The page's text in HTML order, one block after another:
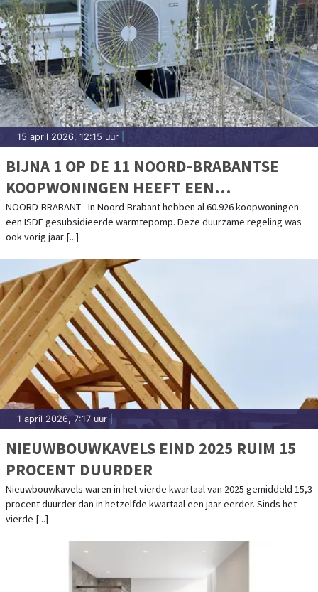
15 april 2026, 12:15 uur
BIJNA 1 OP DE 11 NOORD-BRABANTSE
KOOPWONINGEN HEEFT EEN
WARMTEPOMP
NOORD-BRABANT - In Noord-Brabant hebben al 60.926 koopwoningen
een ISDE gesubsidieerde warmtepomp. Deze duurzame regeling was
ook vorig jaar [...]
1 april 2026, 7:17 uur
NIEUWBOUWKAVELS EIND 2025 RUIM 15
PROCENT DUURDER
Nieuwbouwkavels waren in het vierde kwartaal van 2025 gemiddeld 15,3
procent duurder dan in hetzelfde kwartaal een jaar eerder. Sinds het
vierde [...]